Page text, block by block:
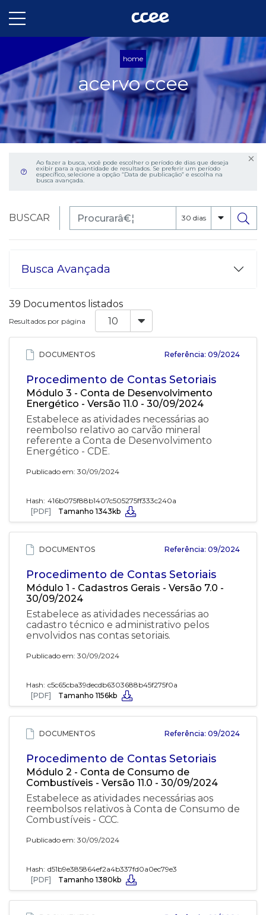
home
acervo ccee
Ao fazer a busca, você pode escolher o período de dias que deseja
exibir para a quantidade de resultados. Se preferir um período
específico, selecione a opção “Data de publicação” e escolha na
busca avançada.
BUSCAR 30 dias
Busca Avançada
39 Documentos listados
Resultados por página
DOCUMENTOS Referência: 09/2024
Procedimento de Contas Setoriais
Módulo 3 - Conta de Desenvolvimento
Energético - Versão 11.0 - 30/09/2024
Estabelece as atividades necessárias ao
reembolso relativo ao carvão mineral
referente a Conta de Desenvolvimento
Energético - CDE.
Publicado em: 30/09/2024
Hash: 416b075f88b1407c505275ff333c240a
[PDF]
Tamanho 1343kb
DOCUMENTOS Referência: 09/2024
Procedimento de Contas Setoriais
Módulo 1 - Cadastros Gerais - Versão 7.0 -
30/09/2024
Estabelece as atividades necessárias ao
cadastro técnico e administrativo pelos
envolvidos nas contas setoriais.
Publicado em: 30/09/2024
Hash: c5c65cba39decdb6303688b45f275f0a
[PDF]
Tamanho 1156kb
DOCUMENTOS Referência: 09/2024
Procedimento de Contas Setoriais
Módulo 2 - Conta de Consumo de
Combustíveis - Versão 11.0 - 30/09/2024
Estabelece as atividades necessárias aos
reembolsos relativos à Conta de Consumo de
Combustíveis - CCC.
Publicado em: 30/09/2024
Hash: d51b9e385864ef2a4b337fd0a0ec79e3
[PDF]
Tamanho 1380kb